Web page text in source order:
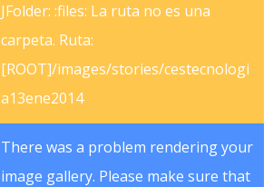
JFolder: :files: La ruta no es una
carpeta. Ruta:
[ROOT]/images/stories/cestecnologi
a13ene2014
There was a problem rendering your
image gallery. Please make sure that